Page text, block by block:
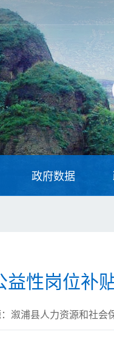
政府数据
性岗位补
溆浦县人力资源和社会